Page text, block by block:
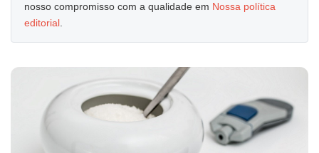
nosso compromisso com a qualidade em Nossa política
editorial